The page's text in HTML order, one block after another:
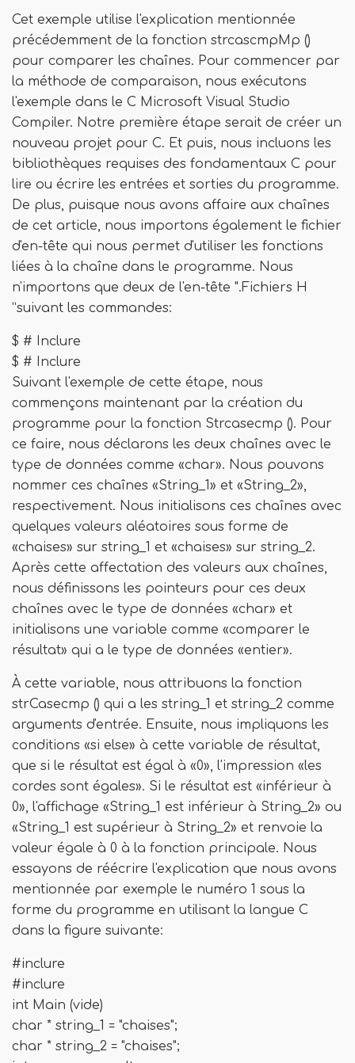
Cet exemple utilise l'explication mentionnée
précédemment de la fonction strcascmpMp ()
pour comparer les chaînes. Pour commencer par
la méthode de comparaison, nous exécutons
l'exemple dans le C Microsoft Visual Studio
Compiler. Notre première étape serait de créer un
nouveau projet pour C. Et puis, nous incluons les
bibliothèques requises des fondamentaux C pour
lire ou écrire les entrées et sorties du programme.
De plus, puisque nous avons affaire aux chaînes
de cet article, nous importons également le fichier
d'en-tête qui nous permet d'utiliser les fonctions
liées à la chaîne dans le programme. Nous
n'importons que deux de l'en-tête ".Fichiers H
”suivant les commandes:
$ # Inclure
$ # Inclure
Suivant l'exemple de cette étape, nous
commençons maintenant par la création du
programme pour la fonction Strcasecmp (). Pour
ce faire, nous déclarons les deux chaînes avec le
type de données comme «char». Nous pouvons
nommer ces chaînes «String_1» et «String_2»,
respectivement. Nous initialisons ces chaînes avec
quelques valeurs aléatoires sous forme de
«chaises» sur string_1 et «chaises» sur string_2.
Après cette affectation des valeurs aux chaînes,
nous définissons les pointeurs pour ces deux
chaînes avec le type de données «char» et
initialisons une variable comme «comparer le
résultat» qui a le type de données «entier».
À cette variable, nous attribuons la fonction
strCasecmp () qui a les string_1 et string_2 comme
arguments d'entrée. Ensuite, nous impliquons les
conditions «si else» à cette variable de résultat,
que si le résultat est égal à «0», l'impression «les
cordes sont égales». Si le résultat est «inférieur à
0», l'affichage «String_1 est inférieur à String_2» ou
«String_1 est supérieur à String_2» et renvoie la
valeur égale à 0 à la fonction principale. Nous
essayons de réécrire l'explication que nous avons
mentionnée par exemple le numéro 1 sous la
forme du programme en utilisant la langue C
dans la figure suivante:
#inclure
#inclure
int Main (vide)
char * string_1 = "chaises";
char * string_2 = "chaises";